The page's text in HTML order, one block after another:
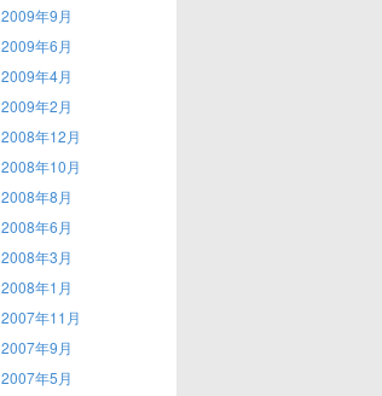
2009年9月
2009年6月
2009年4月
2009年2月
2008年12月
2008年10月
2008年8月
2008年6月
2008年3月
2008年1月
2007年11月
2007年9月
2007年5月